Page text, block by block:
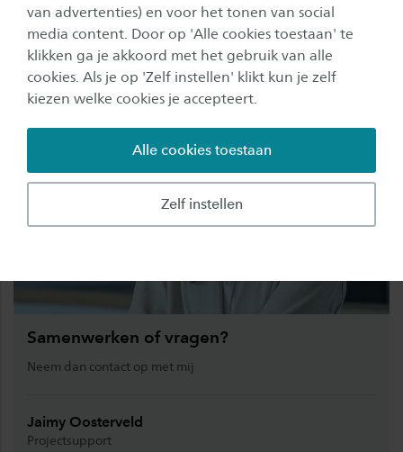
van advertenties) en voor het tonen van social
media content. Door op 'Alle cookies toestaan' te
klikken ga je akkoord met het gebruik van alle
cookies. Als je op 'Zelf instellen' klikt kun je zelf
kiezen welke cookies je accepteert.
Zelf instellen
Alle cookies toestaan
tonen
Lees meer over het lectoraatSustainable Building
Technology
Samenwerken of vragen?
Neem dan contact op met mij
Jaimy Oosterveld
Projectsupport